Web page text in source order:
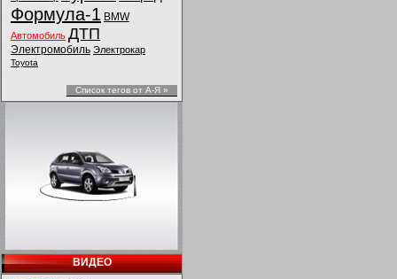
Формула-1 BMW
Автомобиль ДТП
Электромобиль Электрокар
Toyota
Список тегов от А-Я »
ВИДЕО